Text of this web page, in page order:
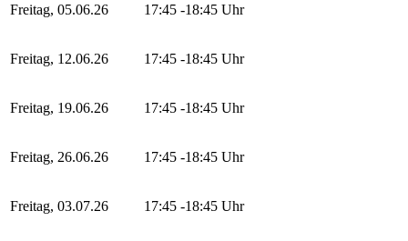
Freitag, 05.06.26 17:45 -18:45 Uhr
Freitag, 12.06.26 17:45 -18:45 Uhr
Freitag, 19.06.26 17:45 -18:45 Uhr
Freitag, 26.06.26 17:45 -18:45 Uhr
Freitag, 03.07.26 17:45 -18:45 Uhr